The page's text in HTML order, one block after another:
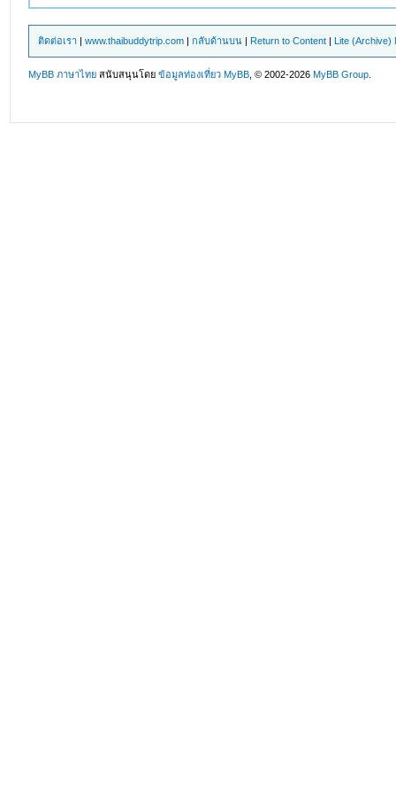
ติดต่อเรา |www.thaibuddytrip.com |กลับด้านบน | Return to Content | Lite (Archive)
MyBB ภาษาไทย สนับสนุนโดยข้อมูลท่องเที่ยว MyBB , © 2002-2026MyBB Group